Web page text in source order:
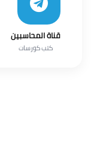
قناة المحاسبين
كتب كورسات